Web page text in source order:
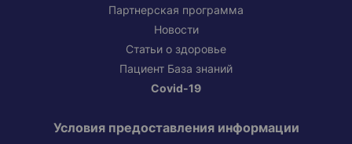
Партнерская программа
Новости
Статьи о здоровье
Пациент База знаний
Covid-19
Условия предоставления информации